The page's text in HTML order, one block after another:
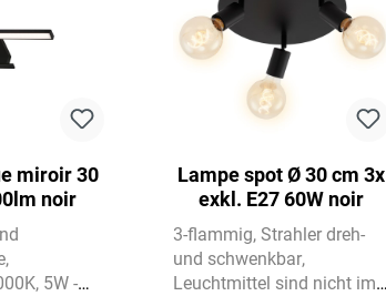
miroir 30
noir
5W -
Lampe spot Ø 30 cm 3x
exkl. E27 60W noir
3-flammig Strahler dreh-
und schwenkbar
Leuchtmittel sind nicht im